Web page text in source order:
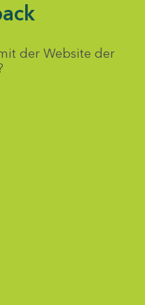
der Website der
auswählen